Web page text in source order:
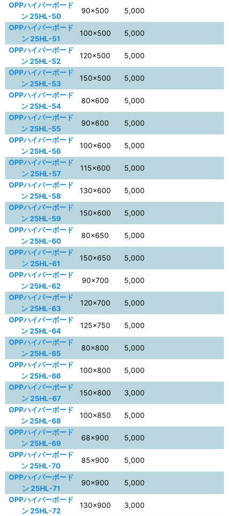
OPPハイパーボード
ン 25HL-50
90×500
5,000
OPPハイパーボード
ン 25HL-51
100×500
5,000
OPPハイパーボード
ン 25HL-52
120×500
5,000
OPPハイパーボード
ン 25HL-53
150×500
5,000
OPPハイパーボード
ン 25HL-54
80×600
5,000
OPPハイパーボード
ン 25HL-55
90×600
5,000
OPPハイパーボード
ン 25HL-56
100×600
5,000
OPPハイパーボード
ン 25HL-57
115×600
5,000
OPPハイパーボード
ン 25HL-58
130×600
5,000
OPPハイパーボード
ン 25HL-59
150×600
5,000
OPPハイパーボード
ン 25HL-60
80×650
5,000
OPPハイパーボード
ン 25HL-61
150×650
5,000
OPPハイパーボード
ン 25HL-62
90×700
5,000
OPPハイパーボード
ン 25HL-63
120×700
5,000
OPPハイパーボード
ン 25HL-64
125×750
5,000
OPPハイパーボード
ン 25HL-65
80×800
5,000
OPPハイパーボード
ン 25HL-66
100×800
5,000
OPPハイパーボード
ン 25HL-67
150×800
3,000
OPPハイパーボード
ン 25HL-68
100×850
5,000
OPPハイパーボード
ン 25HL-69
68×900
5,000
OPPハイパーボード
ン 25HL-70
85×900
5,000
OPPハイパーボード
ン 25HL-71
90×900
5,000
OPPハイパーボード
ン 25HL-72
130×900
3,000